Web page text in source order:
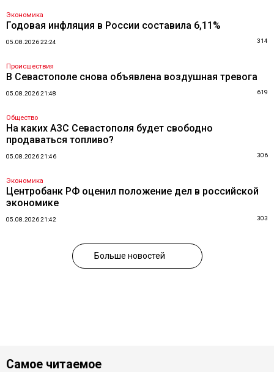
Экономика
Годовая инфляция в России составила 6,11%
05.08.2026 22:24 314
Происшествия
В Севастополе снова объявлена воздушная тревога
05.08.2026 21:48 619
Общество
На каких АЗС Севастополя будет свободно
продаваться топливо?
05.08.2026 21:46 306
Экономика
Центробанк РФ оценил положение дел в российской
экономике
05.08.2026 21:42 303
Больше новостей
Самое читаемое